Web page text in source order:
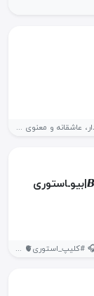
> کانال @koilp5461 بهترین مجموعه‌ی کلیپ‌های جذاب، خنده‌دار، عاشقانه و معنوی همراه...
🔥𝐼𝑁 𝑇𝐻𝐸 𝑁𝐴𝑀𝐸 𝑂𝐹 𝐺𝑂𝐷🔥‌ ---- #بیو🫶✨ #پروف🫂 #موزیک🎧 #کلیپ_استوری🫀 #انگیزشی🌚 #بیوگرافی🫠...